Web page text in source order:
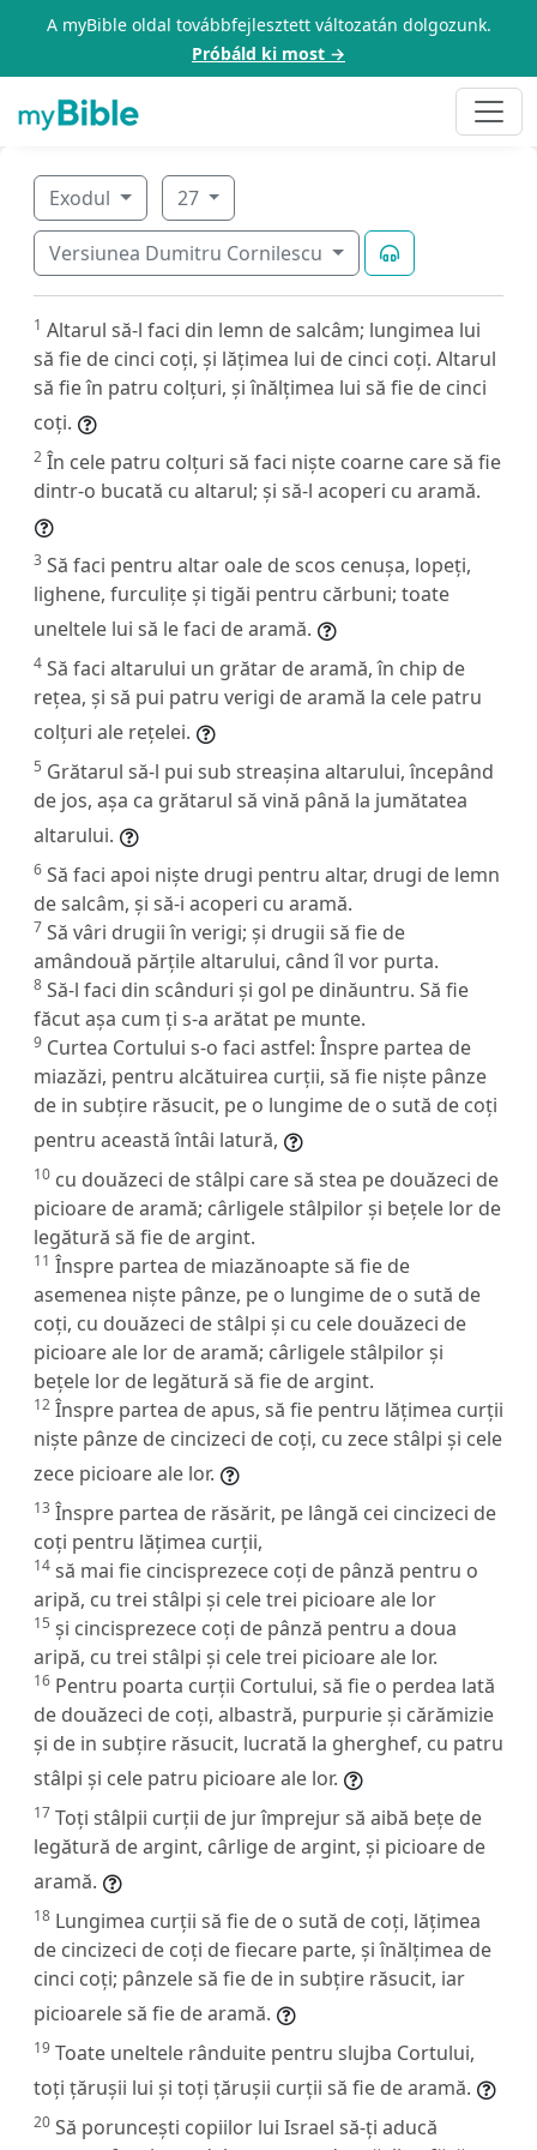
A myBible oldal továbbfejlesztett változatán dolgozunk.
Próbáld ki most →
Exodul 27
Versiunea Dumitru Cornilescu
1 Altarul să-l faci din lemn de salcâm; lungimea lui
să fie de cinci coți, și lățimea lui de cinci coți. Altarul
să fie în patru colțuri, și înălțimea lui să fie de cinci
coți.
2 În cele patru colțuri să faci niște coarne care să fie
dintr-o bucată cu altarul; și să-l acoperi cu aramă.
3 Să faci pentru altar oale de scos cenușa, lopeți,
lighene, furculițe și tigăi pentru cărbuni; toate
uneltele lui să le faci de aramă.
4 Să faci altarului un grătar de aramă, în chip de
rețea, și să pui patru verigi de aramă la cele patru
colțuri ale rețelei.
5 Grătarul să-l pui sub streașina altarului, începând
de jos, așa ca grătarul să vină până la jumătatea
altarului.
6 Să faci apoi niște drugi pentru altar, drugi de lemn
de salcâm, și să-i acoperi cu aramă.
7 Să vâri drugii în verigi; și drugii să fie de
amândouă părțile altarului, când îl vor purta.
8 Să-l faci din scânduri și gol pe dinăuntru. Să fie
făcut așa cum ți s-a arătat pe munte.
9 Curtea Cortului s-o faci astfel: Înspre partea de
miazăzi, pentru alcătuirea curții, să fie niște pânze
de in subțire răsucit, pe o lungime de o sută de coți
pentru această întâi latură,
10 cu douăzeci de stâlpi care să stea pe douăzeci de
picioare de aramă; cârligele stâlpilor și bețele lor de
legătură să fie de argint.
11 Înspre partea de miazănoapte să fie de
asemenea niște pânze, pe o lungime de o sută de
coți, cu douăzeci de stâlpi și cu cele douăzeci de
picioare ale lor de aramă; cârligele stâlpilor și
bețele lor de legătură să fie de argint.
12 Înspre partea de apus, să fie pentru lățimea curții
niște pânze de cincizeci de coți, cu zece stâlpi și cele
zece picioare ale lor.
13 Înspre partea de răsărit, pe lângă cei cincizeci de
coți pentru lățimea curții,
14 să mai fie cincisprezece coți de pânză pentru o
aripă, cu trei stâlpi și cele trei picioare ale lor
15 și cincisprezece coți de pânză pentru a doua
aripă, cu trei stâlpi și cele trei picioare ale lor.
16 Pentru poarta curții Cortului, să fie o perdea lată
de douăzeci de coți, albastră, purpurie și cărămizie
și de in subțire răsucit, lucrată la gherghef, cu patru
stâlpi și cele patru picioare ale lor.
17 Toți stâlpii curții de jur împrejur să aibă bețe de
legătură de argint, cârlige de argint, și picioare de
aramă.
18 Lungimea curții să fie de o sută de coți, lățimea
de cincizeci de coți de fiecare parte, și înălțimea de
cinci coți; pânzele să fie de in subțire răsucit, iar
picioarele să fie de aramă.
19 Toate uneltele rânduite pentru slujba Cortului,
toți țărușii lui și toți țărușii curții să fie de aramă.
20 Să poruncești copiilor lui Israel să-ți aducă